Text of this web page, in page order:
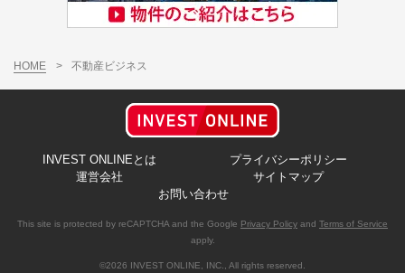
HOME > 不動産ビジネス
INVEST ONLINEとは
プライバシーポリシー
運営会社
サイトマップ
お問い合わせ
This site is protected by reCAPTCHA and the Google Privacy Policy and Terms of Service
apply.
©2026 INVEST ONLINE, INC., All rights reserved.